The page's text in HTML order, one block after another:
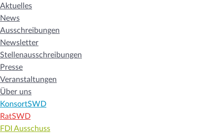
Aktuelles
News
Ausschreibungen
Newsletter
Stellenausschreibungen
Presse
Veranstaltungen
Über uns
KonsortSWD
RatSWD
FDI Ausschuss